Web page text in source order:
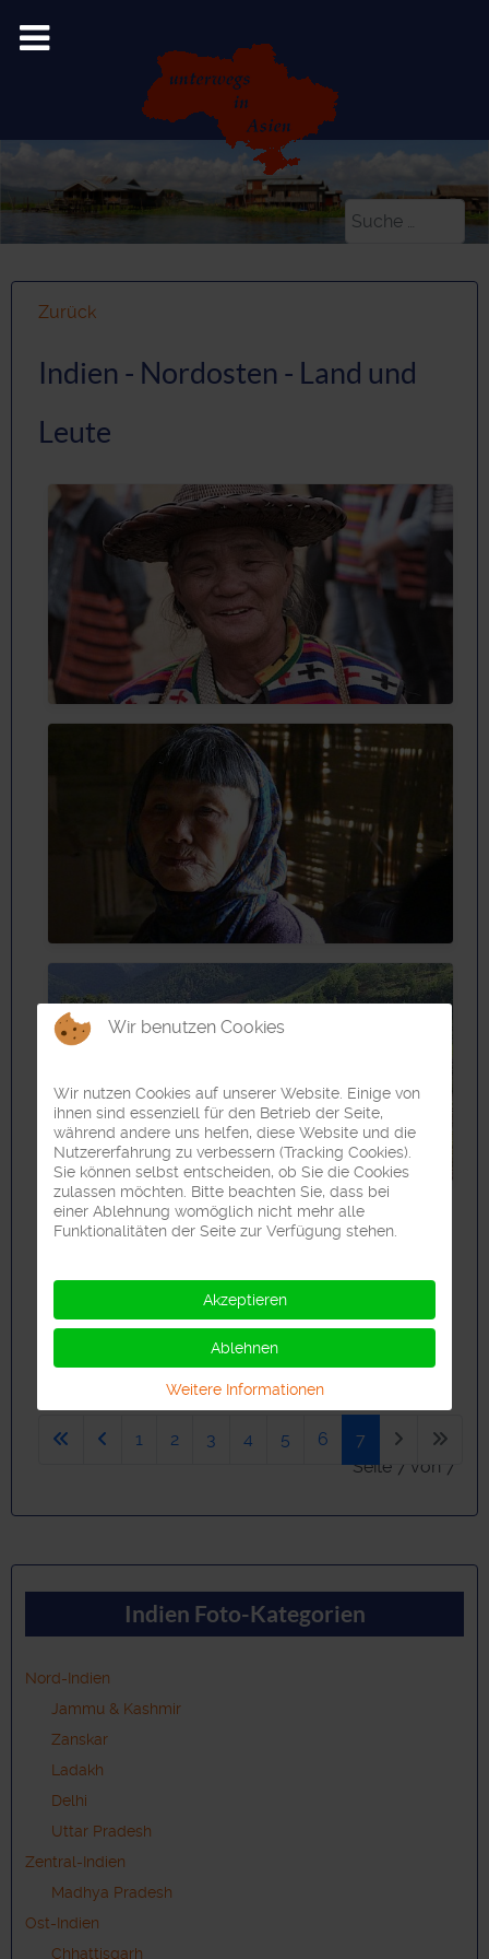
Suchen
Zurück
Indien - Nordosten - Land und
Leute
Seite 7 von 7
1 2 3 4 5 6 7
Indien Foto-Kategorien
Nord-Indien
Jammu & Kashmir
Zanskar
Ladakh
Delhi
Uttar Pradesh
Zentral-Indien
Madhya Pradesh
Ost-Indien
Chhattisgarh
Wir benutzen Cookies
Wir nutzen Cookies auf unserer Website. Einige von
ihnen sind essenziell für den Betrieb der Seite,
während andere uns helfen, diese Website und die
Nutzererfahrung zu verbessern (Tracking Cookies).
Sie können selbst entscheiden, ob Sie die Cookies
zulassen möchten. Bitte beachten Sie, dass bei
einer Ablehnung womöglich nicht mehr alle
Funktionalitäten der Seite zur Verfügung stehen.
Akzeptieren
Ablehnen
Weitere Informationen